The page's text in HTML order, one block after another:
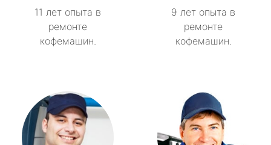
11 лет опыта в
ремонте
кофемашин.
9 лет опыта в
ремонте
кофемашин.